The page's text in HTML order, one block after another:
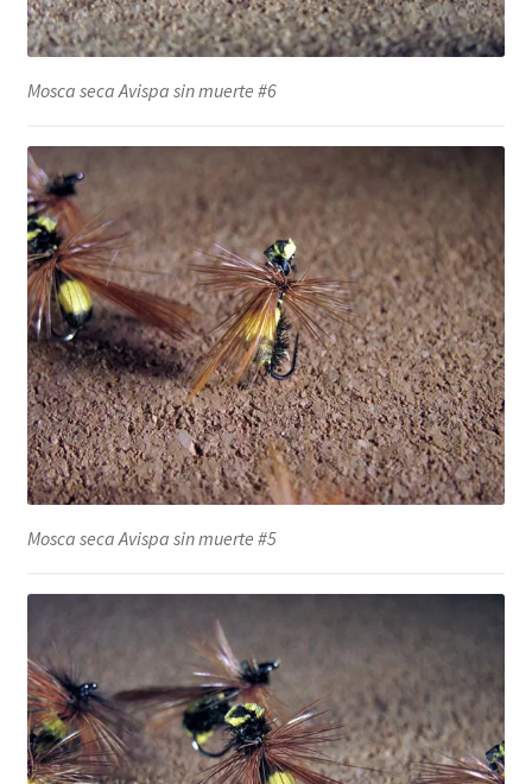
Mosca seca Avispa sin muerte #6
Mosca seca Avispa sin muerte #5